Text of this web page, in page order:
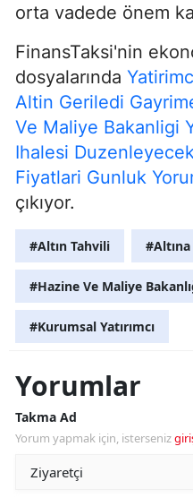
orta vadede önem
FinansTaksi'nin
dosyalarında
Altin Geriledi
Ve Maliye Bakanligi
Ihalesi Duzenleyecek
Fiyatlari Gunluk
çıkıyor.
#Altın Tahvili
#Hazine Ve Maliye
#Kurumsal Yatırımcı
Yorumlar
Takma Ad
Yorum yapmak için, isterseniz